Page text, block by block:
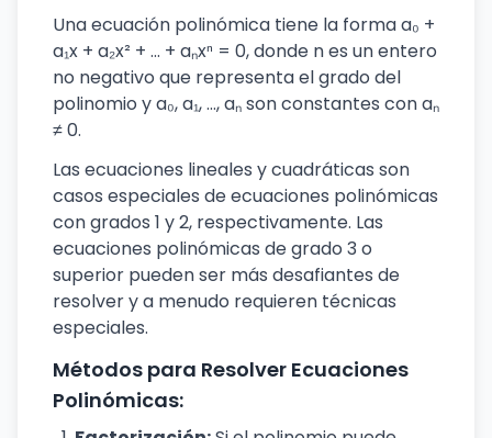
Una ecuación polinómica tiene la forma a₀ +
a₁x + a₂x² + ... + aₙxⁿ = 0, donde n es un entero
no negativo que representa el grado del
polinomio y a₀, a₁, ..., aₙ son constantes con aₙ
≠ 0.
Las ecuaciones lineales y cuadráticas son
casos especiales de ecuaciones polinómicas
con grados 1 y 2, respectivamente. Las
ecuaciones polinómicas de grado 3 o
superior pueden ser más desafiantes de
resolver y a menudo requieren técnicas
especiales.
Métodos para Resolver Ecuaciones
Polinómicas: